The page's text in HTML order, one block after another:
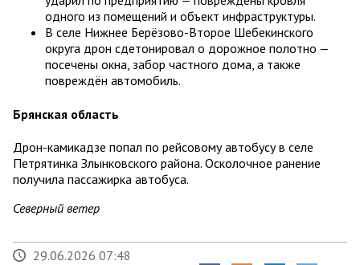
одного из помещений и объект инфраструктуры.
В селе Нижнее Берёзово-Второе Шебекинского
округа дрон сдетонировал о дорожное полотно —
посечены окна, забор частного дома, а также
повреждён автомобиль.
Брянская область
Дрон-камикадзе попал по рейсовому автобусу в селе
Петрятинка Злынковского района. Осколочное ранение
получила пассажирка автобуса.
Северный ветер
29.06.2026 07:48